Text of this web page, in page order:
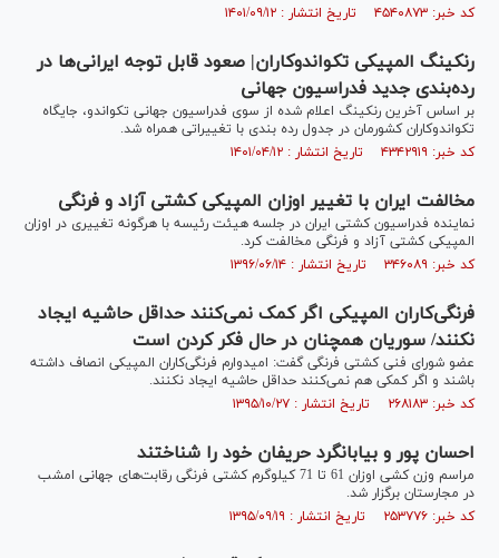
کد خبر: ۴۵۴۰۸۷۳ تاریخ انتشار : ۱۴۰۱/۰۹/۱۲
رنکینگ المپیکی تکواندوکاران| صعود قابل توجه ایرانی‌ها در
رده‌بندی جدید فدراسیون جهانی
بر اساس آخرین رنکینگ اعلام شده از سوی فدراسیون جهانی تکواندو، جایگاه
تکواندوکاران کشورمان در جدول رده بندی با تغییراتی همراه شد.
کد خبر: ۴۳۴۲۹۱۹ تاریخ انتشار : ۱۴۰۱/۰۴/۱۲
مخالفت ایران با تغییر اوزان المپیکی کشتی آزاد و فرنگی
نماینده فدراسیون کشتی ایران در جلسه هیئت رئیسه با هرگونه تغییری در اوزان
المپیکی کشتی آزاد و فرنگی مخالفت کرد.
کد خبر: ۳۴۶۰۸۹ تاریخ انتشار : ۱۳۹۶/۰۶/۱۴
فرنگی‌کاران المپیکی اگر کمک نمی‌کنند حداقل حاشیه ایجاد
نکنند/ سوریان همچنان در حال فکر کردن است
عضو شورای فنی کشتی فرنگی گفت: امیدوارم فرنگی‌کاران المپیکی انصاف داشته
باشند و اگر کمکی هم نمی‌کنند حداقل حاشیه ایجاد نکنند.
کد خبر: ۲۶۸۱۸۳ تاریخ انتشار : ۱۳۹۵/۱۰/۲۷
احسان پور و بيابانگرد حريفان خود را شناختند
مراسم وزن کشی اوزان 61 تا 71 کیلوگرم کشتی فرنگی رقابت‌های جهانی امشب
در مجارستان برگزار شد.
کد خبر: ۲۵۳۷۷۶ تاریخ انتشار : ۱۳۹۵/۰۹/۱۹